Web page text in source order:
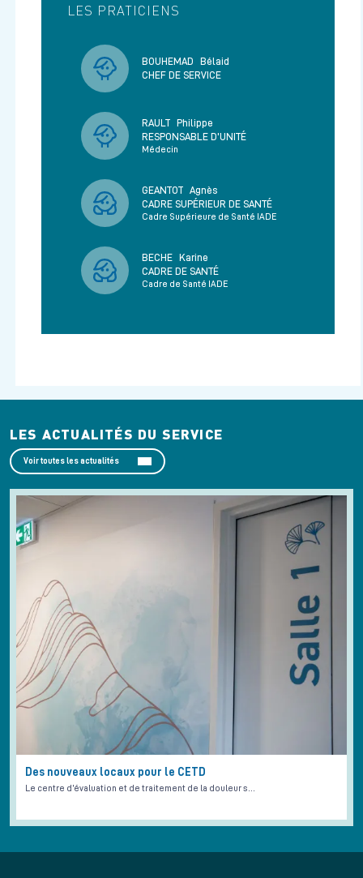
LES PRATICIENS
BOUHEMAD
Bélaid
CHEF DE SERVICE
RAULT
Philippe
RESPONSABLE D'UNITÉ
Médecin
GEANTOT
Agnès
CADRE SUPÉRIEUR DE SANTÉ
Cadre Supérieure de Santé IADE
BECHE
Karine
CADRE DE SANTÉ
Cadre de Santé IADE
LES ACTUALITÉS DU SERVICE
Voir toutes les actualités
Des nouveaux locaux pour le CETD
Le centre d’évaluation et de traitement de la douleur s…